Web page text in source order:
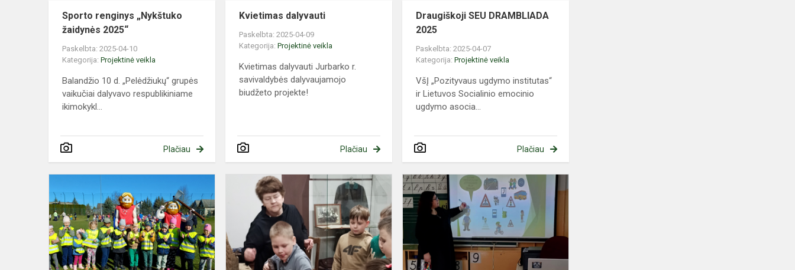
Sporto renginys „Nykštuko
žaidynės 2025“
Paskelbta: 2025-04-10
Kategorija: Projektinė veikla
Balandžio 10 d. „Pelėdžiukų“ grupės
vaikučiai dalyvavo respublikiniame
ikimokykl...
Plačiau
Kvietimas dalyvauti
Paskelbta: 2025-04-09
Kategorija:Projektinė veikla
Kvietimas dalyvauti Jurbarko r.
savivaldybės dalyvaujamojo
biudžeto projekte!
Plačiau
Draugiškoji SEU DRAMBLIADA
2025
Paskelbta: 2025-04-07
Kategorija:Projektinė veikla
VšĮ „Pozityvaus ugdymo institutas“
ir Lietuvos Socialinio emocinio
ugdymo asocia...
Plačiau
–
sveikas
esu
Karjeros
ugdymo
veikla